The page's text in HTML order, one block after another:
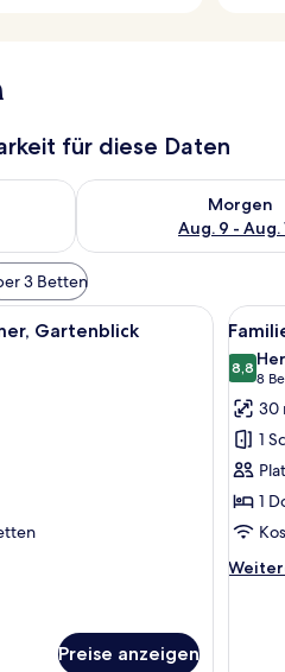
für diese Daten
heute Nacht, Aug. 8 - Aug. 9.
Morgen
Aug. 9 - Aug.
Überprüfe die
3 Betten
Balkon mit Tisch, Stühlen und Blick auf
Gartenblick
Preise anzeigen
Alle
Fotos
für
6
8,88,88
(8
30
1
1